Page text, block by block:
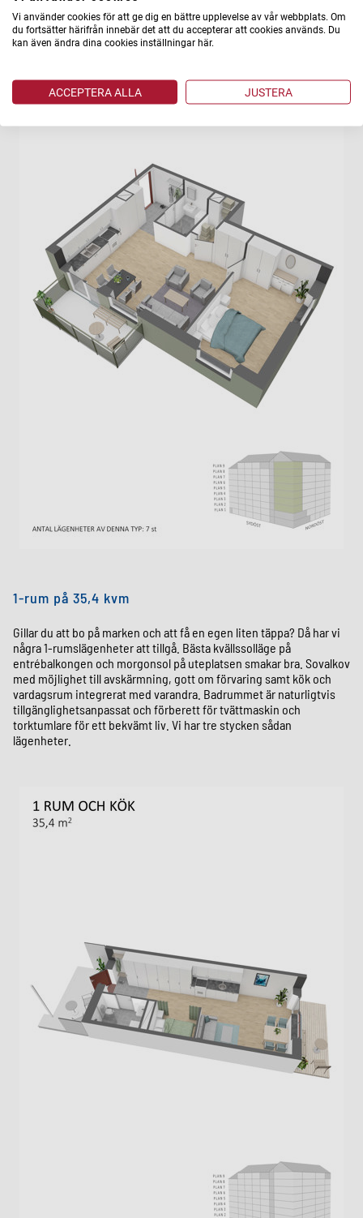
Denna lägenhetstyp har entré från trapphuset och det finns 7
stycken av denna typ.
1-rum på 35,4 kvm
Gillar du att bo på marken och att få en egen liten täppa? Då har vi
några 1-rumslägenheter att tillgå. Bästa kvällssolläge på
entrébalkongen och morgonsol på uteplatsen smakar bra. Sovalkov
med möjlighet till avskärmning, gott om förvaring samt kök och
vardagsrum integrerat med varandra. Badrummet är naturligtvis
tillgänglighetsanpassat och förberett för tvättmaskin och
torktumlare för ett bekvämt liv. Vi har tre stycken sådan
lägenheter
Vi använder cookies för att ge dig en bättre upplevelse av vår webbplats. Om
du fortsätter härifrån innebär det att du accepterar att cookies används. Du
kan även ändra dina cookies inställningar här.
ACCEPTERA ALLA JUSTERA